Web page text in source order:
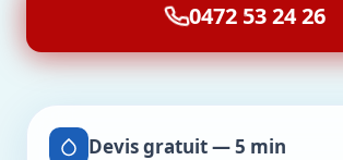
0472 53 24 26
Devis gratuit — 5 min